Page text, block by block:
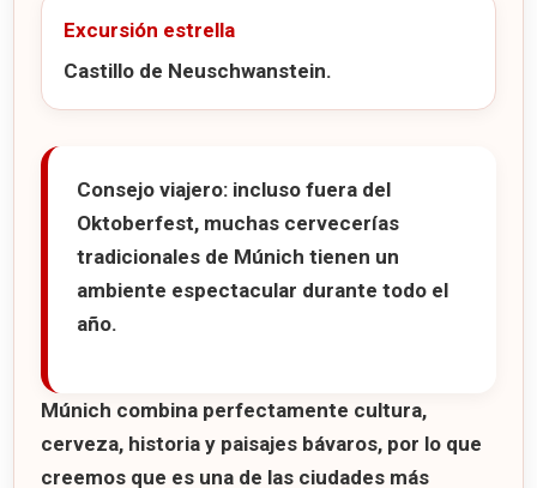
Excursión estrella
Castillo de Neuschwanstein.
Consejo viajero: incluso fuera del
Oktoberfest, muchas cervecerías
tradicionales de Múnich tienen un
ambiente espectacular durante todo el
año.
Múnich combina perfectamente cultura,
cerveza, historia y paisajes bávaros, por lo que
creemos que es una de las ciudades más